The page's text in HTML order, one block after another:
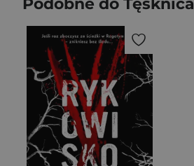
Podobne do Tęsknica